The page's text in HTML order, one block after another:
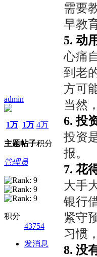
admin
1万
主题
1万
帖子
4万
积分
管理员
积分
43754
发消息
需要
早教
5. 动
心痛
到老
方可
当然
6. 投
投资
报。
7. 花
大手
银行
紧守
习惯
8. 没